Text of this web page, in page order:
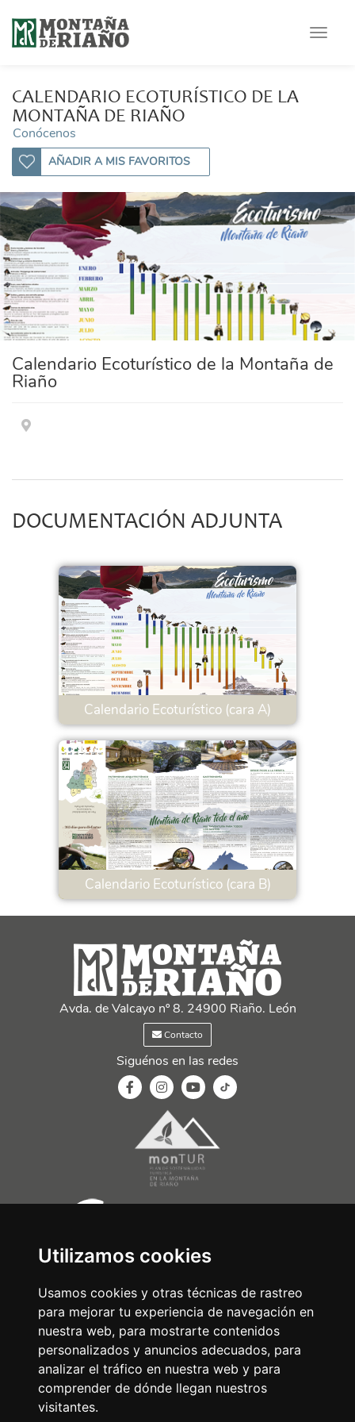
Utilizamos cookies
Usamos cookies y otras técnicas de rastreo
para mejorar tu experiencia de navegación en
nuestra web, para mostrarte contenidos
personalizados y anuncios adecuados, para
analizar el tráfico en nuestra web y para
comprender de dónde llegan nuestros
visitantes.
Toggle
CALENDARIO ECOTURÍSTICO DE LA
MONTAÑA DE RIAÑO
Conócenos
AÑADIR A MIS FAVORITOS
Calendario Ecoturístico de la Montaña de
Riaño
DOCUMENTACIÓN ADJUNTA
Calendario Ecoturístico (cara A)
Calendario Ecoturístico (cara B)
Avda. de Valcayo nº 8. 24900 Riaño. León
Contacto
Siguénos en las redes